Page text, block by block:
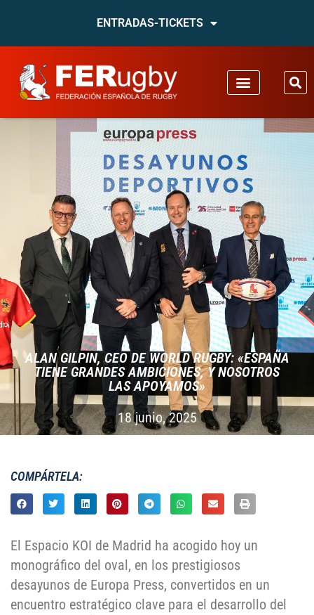
ENTRADAS-TICKETS
ALAN GILPIN, CEO DE WORLD RUGBY: «ESPAÑA
TIENE GRANDES AMBICIONES, Y NOSOTROS
LAS APOYAMOS»
18 junio, 2025
COMPÁRTELA:
El Espacio KOI de Madrid ha acogido hoy un
monográfico del oval, en los prestigiosos
desayunos de Europa Press, convertidos en un
encuentro estratégico clave para el desarrollo del